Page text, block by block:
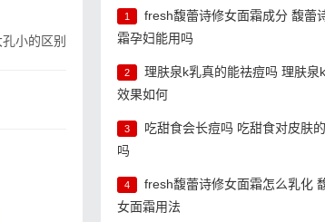
小的区别
霜怎么
1
fresh馥蕾诗修女面霜成分 馥蕾
霜孕妇能用吗
2
理肤泉k乳真的能祛痘吗 理肤泉
效果如何
3
吃甜食会长痘吗 吃甜食对皮肤
吗
4
fresh馥蕾诗修女面霜怎么乳化
女面霜用法